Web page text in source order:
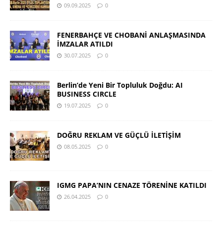
09.09.2025 0
FENERBAHÇE VE CHOBANİ ANLAŞMASINDA
İMZALAR ATILDI
30.07.2025 0
Berlin’de Yeni Bir Topluluk Doğdu: AI
BUSINESS CIRCLE
19.07.2025 0
DOĞRU REKLAM VE GÜÇLÜ İLETİŞİM
08.05.2025 0
IGMG PAPA’NIN CENAZE TÖRENİNE KATILDI
26.04.2025 0